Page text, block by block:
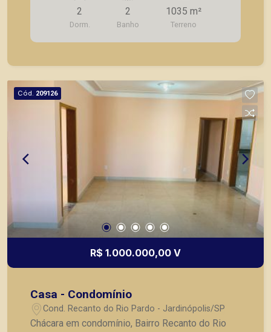
estrutura para sua família; - Quintal espaçoso
para momentos incríveis com amigos e
familiares - Mesas amplas com cadeiras; -
remoto; - Portaria 24hr A Piramid tem como
objetivo atender seus clientes com agilidade e
segurança, em locação, vendas de imóveis
prontos, usados ou mesmo nos principais
lançamentos da cidade de Ribeirão Preto.
2
Dorm.
2
Banho
1035 m²
Terreno
Cód. 209126
R$ 1.000.000,00 V
Casa - Condomínio
Cond. Recanto do Rio Pardo - Jardinópolis/SP
Chácara em condomínio, Bairro Recanto do Rio